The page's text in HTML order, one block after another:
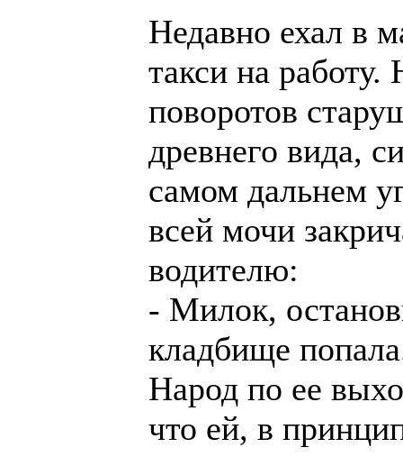
Hедавно ехал в
такси на работу.
поворотов
древнего вида,
самом дальнем
всей мочи
водителю:
- Милок,
кладбище
Hарод по ее
что ей, в